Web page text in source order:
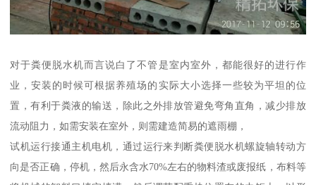
对于粪便脱水机而言说白了不管是室内室外，都能很好的进行作
业，安装的时候可根据养殖场的实际大小选择一些较为平坦的位
置，有利于粪液的输送，除此之外排放管避免弯角直角，减少排放
流动阻力，如需安装在室外，则需建造简易的遮雨棚，
试机运行接通主机电机，通过运行来判断粪便脱水机螺旋轴转动方
向是否正确，停机，然后永含水70%左右的物料渣或废报纸，布料等